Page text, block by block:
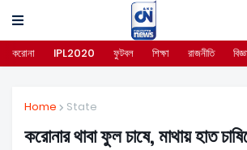
করোনা IPL2020 ফুটবল শিক্ষা রাজনীতি
Home State
করোনার থাবা ফুল চাষে, মাথায় হাত